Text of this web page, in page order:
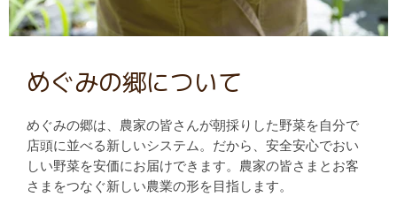
めぐみの郷について
めぐみの郷は、農家の皆さんが朝採りした野菜を自分で
店頭に並べる新しいシステム。だから、安全安心でおい
しい野菜を安価にお届けできます。農家の皆さまとお客
さまをつなぐ新しい農業の形を目指します。